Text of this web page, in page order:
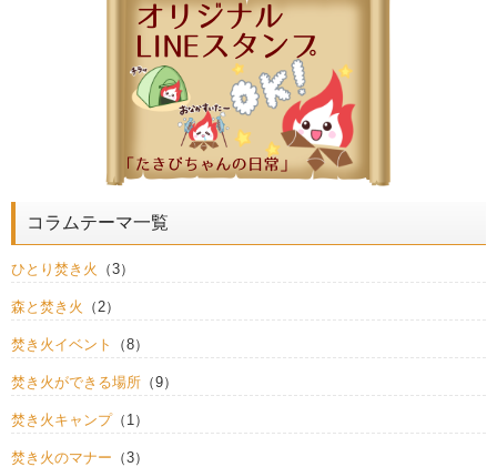
コラムテーマ一覧
ひとり焚き火 （3）
森と焚き火 （2）
焚き火イベント （8）
焚き火ができる場所 （9）
焚き火キャンプ（1）
焚き火のマナー （3）